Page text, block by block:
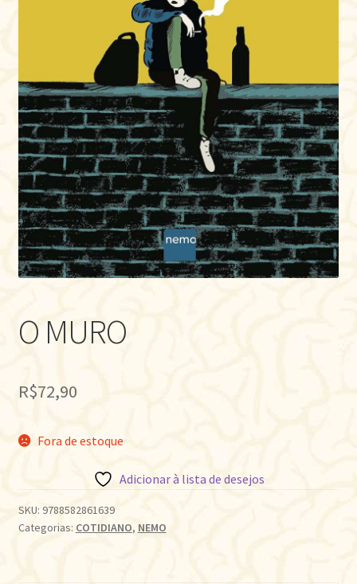
O MURO
R$72,90
Fora de estoque
Adicionar à lista de desejos
SKU: 9788582861639
Categorias: COTIDIANO, NEMO